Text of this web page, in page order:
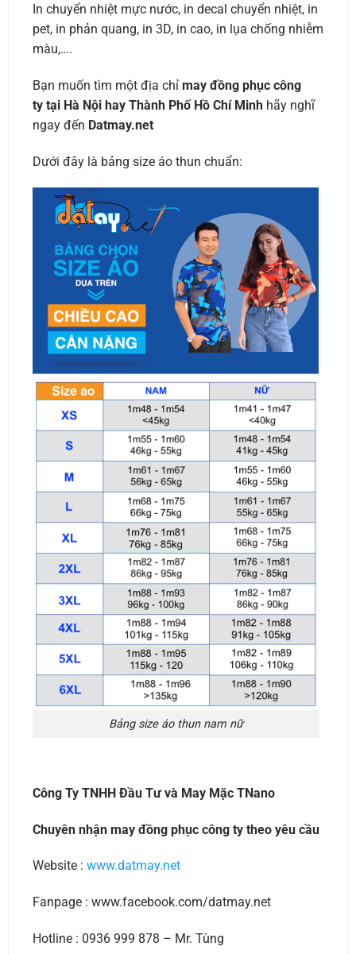
In chuyển nhiệt mực nước, in decal chuyển nhiệt, in
pet, in phản quang, in 3D, in cao, in lụa chống nhiễm
màu,….
Bạn muốn tìm một địa chỉ may đồng phục công
ty tại Hà Nội hay Thành Phố Hồ Chí Minhhãy nghĩ
ngay đến Datmay.net
Dưới đây là bảng size áo thun chuẩn:
Bảng size áo thun nam nữ
Công Ty TNHH Đầu Tư và May Mặc TNano
Chuyên nhận may đồng phục công ty theo yêu cầu
Website : www.datmay.net
Fanpage : www.facebook.com/datmay.net
Hotline : 0936 999 878 – Mr. Tùng